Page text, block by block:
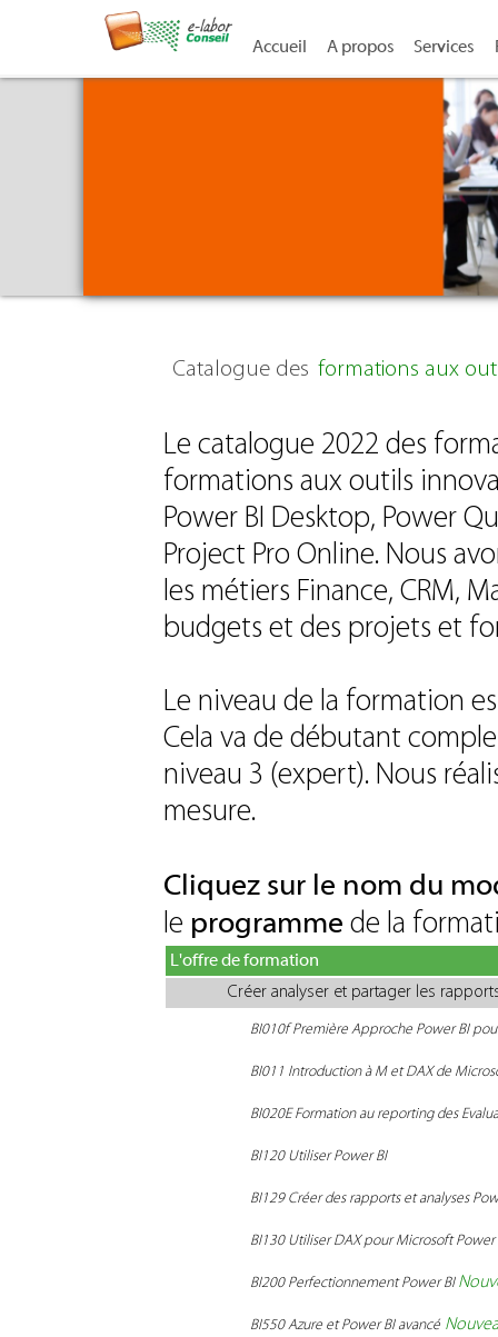
Accueil A propos Services
Catalogue des formations aux
Le catalogue 2022 des
formations aux outils
Power BI Desktop, Power
Project Pro Online. Nous
les métiers Finance, CRM,
budgets et des projets et
Le niveau de la formation
Cela va de débutant
niveau 3 (expert). Nous
mesure.
Cliquez sur le nom du
le programme de la
L'offre de formation
Créer analyser et partager les rapports
BI010f Première Approche Power BI
BI011 Introduction à M et DAX de
BI020E Formation au reporting des
BI120 Utiliser Power BI
BI129 Créer des rapports et analyses
BI130 Utiliser DAX pour Microsoft Power
BI200 Perfectionnement Power BI
BI550 Azure et Power BI avancé